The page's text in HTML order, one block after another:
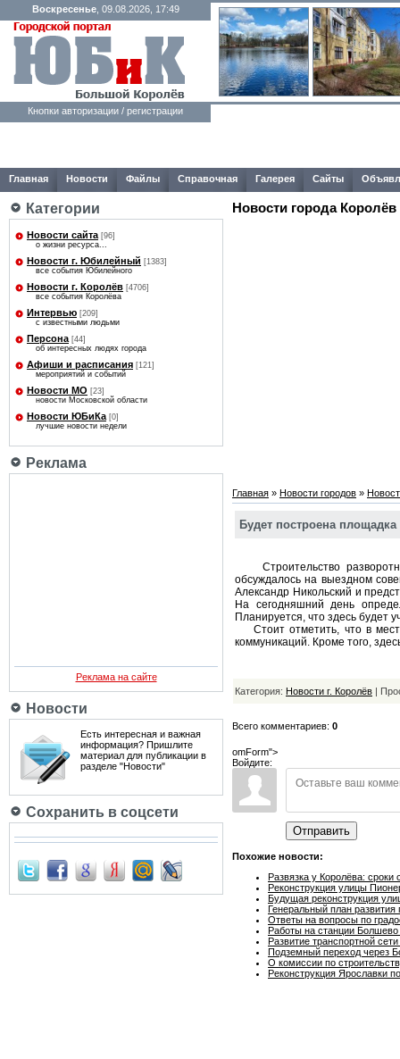
Воскресенье, 09.08.2026, 17:49
Кнопки авторизации / регистрации
Главная Новости Файлы Справочная Галерея Сайты
Категории
Новости сайта [96]
о жизни ресурса...
Новости г. Юбилейный [1383]
все события Юбилейного
Новости г. Королёв [4706]
все события Королёва
Интервью [209]
с известными людьми
Персона [44]
об интересных людях города
Афиши и расписания [121]
мероприятий и событий
Новости МО [23]
новости Московской области
Новости ЮБиКа [0]
лучшие новости недели
Реклама
Реклама на сайте
Новости
Есть интересная и важная
информация? Пришлите
материал для публикации в
разделе "Новости"
Сохранить в соцсети
Новости города Королёв
Главная » Новости городов »
Будет построена
Строительство
обсуждалось на выездном
Александр Никольский и
На сегодняшний день
Планируется, что здесь будет
Стоит отметить, что в
коммуникаций. Кроме того,
Категория: Новости г. Королёв |
Всего комментариев: 0
omForm">
Войдите:
Отправить
Похожие новости:
Развязка у Королёва: сроки
Реконструкция улицы
Будущая реконструкция
Генеральный план развития
Ответы на вопросы по
Работы на станции Болшево
Развитие транспортной
Подземный переход через
О комиссии по
Реконструкция Ярославки